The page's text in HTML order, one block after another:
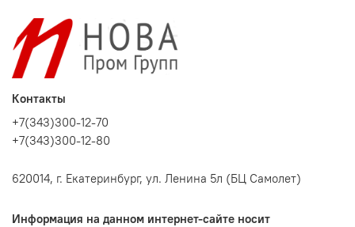
Контакты
+7(343)300-12-70
+7(343)300-12-80
620014, г. Екатеринбург, ул. Ленина 5л (БЦ Самолет)
Информация на данном интернет-сайте носит